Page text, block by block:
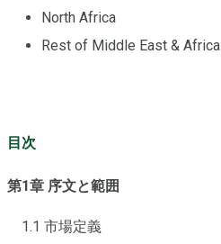
North Africa
Rest of Middle East & Africa
目次
第1章 序文と範囲
1.1 市場定義